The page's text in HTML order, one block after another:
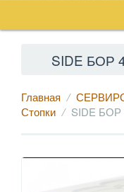
SIDE БОР
Главная
Стопки
SIDE БОР